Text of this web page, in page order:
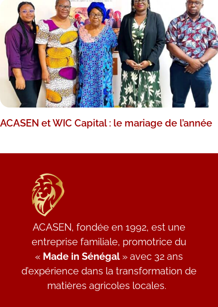
ACASEN et WIC Capital : le mariage de l’année
ACASEN, fondée en 1992, est une
entreprise familiale, promotrice du
« Made in Sénégal» avec 32 ans
d’expérience dans la transformation de
matières agricoles locales.